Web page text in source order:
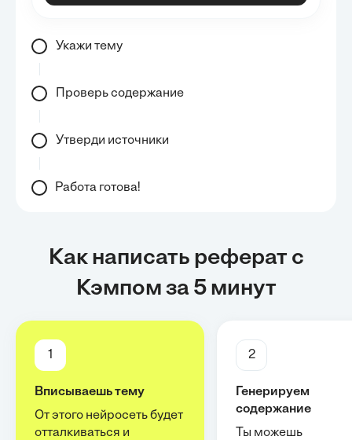
Укажи тему
Проверь содержание
Утверди источники
Работа готова!
Как написать реферат с
Кэмпом за 5 минут
1
Вписываешь тему
От этого нейросеть будет
отталкиваться и
2
Генерируем
содержание
Ты можешь